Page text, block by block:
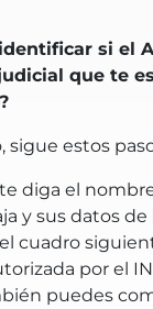
si el
que te
sigue estos
diga el
y sus datos
cuadro
por el
puedes